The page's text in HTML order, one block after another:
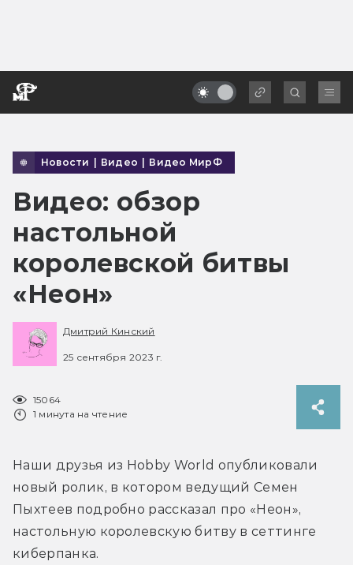
Новости | Видео | Видео МирФ
Видео: обзор
настольной
королевской битвы
«Неон»
Дмитрий Кинский
25 сентября 2023 г.
15064
1 минута на чтение
Наши друзья из Hobby World опубликовали
новый ролик, в котором ведущий Семен
Пыхтеев подробно рассказал про «Неон»,
настольную королевскую битву в сеттинге
киберпанка.